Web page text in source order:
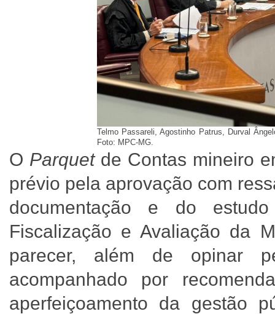
Telmo Passareli, Agostinho Patrus, Durval
Foto: MPC-MG.
O Parquet de Contas mineiro
prévio pela aprovação com
documentação e do
Fiscalização e Avaliação da
parecer, além de opinar
acompanhado por
aperfeiçoamento da gestão